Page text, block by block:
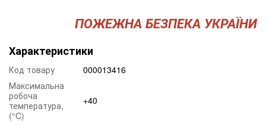
ПОЖЕЖНА БЕЗПЕКА УКРАЇНИ
Характеристики
Код товару
000013416
Максимальна
робоча
температура,
(°C)
+40